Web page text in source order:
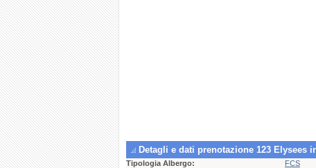
Detagli e dati prenotazione 123 Elysees
Tipologia Albergo:
FCS